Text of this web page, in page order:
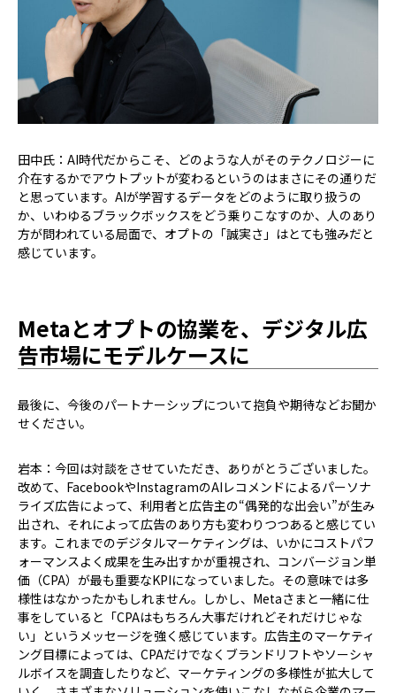
田中氏：AI時代だからこそ、どのような人がそのテクノロジーに
介在するかでアウトプットが変わるというのはまさにその通りだ
と思っています。AIが学習するデータをどのように取り扱うの
か、いわゆるブラックボックスをどう乗りこなすのか、人のあり
方が問われている局面で、オプトの「誠実さ」はとても強みだと
感じています。
Metaとオプトの協業を、デジタル広
告市場にモデルケースに
――最後に、今後のパートナーシップについて抱負や期待などお聞か
せください。
岩本：今回は対談をさせていただき、ありがとうございました。
改めて、FacebookやInstagramのAIレコメンドによるパーソナ
ライズ広告によって、利用者と広告主の“偶発的な出会い”が生み
出され、それによって広告のあり方も変わりつつあると感じてい
ます。これまでのデジタルマーケティングは、いかにコストパフ
ォーマンスよく成果を生み出すかが重視され、コンバージョン単
価（CPA）が最も重要なKPIになっていました。その意味では多
様性はなかったかもしれません。しかし、Metaさまと一緒に仕
事をしていると「CPAはもちろん大事だけれどそれだけじゃな
い」というメッセージを強く感じています。広告主のマーケティ
ング目標によっては、CPAだけでなくブランドリフトやソーシャ
ルボイスを調査したりなど、マーケティングの多様性が拡大して